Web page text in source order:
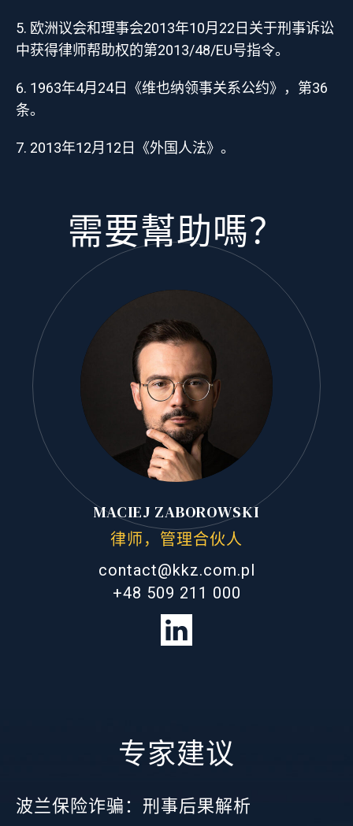
欧洲议会和理事会2013年10月22日关于刑事诉讼
中获得律师帮助权的第2013/48/EU号指令。
1963年4月24日《维也纳领事关系公约》，第36
条。
2013年12月12日《外国人法》。
需要幫助嗎？
MACIEJ ZABOROWSKI
律师，管理合伙人
contact@kkz.com.pl
+48 509 211 000
专家建议
波兰保险诈骗：刑事后果解析